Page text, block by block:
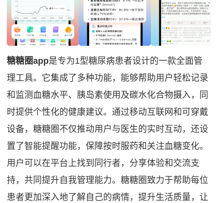
糖糖圈app是专为1型糖尿病患者设计的一款全面管
理工具。它集成了多种功能，能够帮助用户轻松记录
和监测血糖水平、胰岛素使用及碳水化合物摄入，同
时提供个性化的健康建议。通过移动互联网和可穿戴
设备，糖糖圈不仅推动用户与医生的实时互动，还设
置了智能提醒功能，保障按时服药和关注血糖变化。
用户可以在平台上找到同行者，分享体验和交流支
持，共同提升自我管理能力。糖糖圈致力于帮助每位
患者更加深入地了解自己的病情，提升生活质量，让